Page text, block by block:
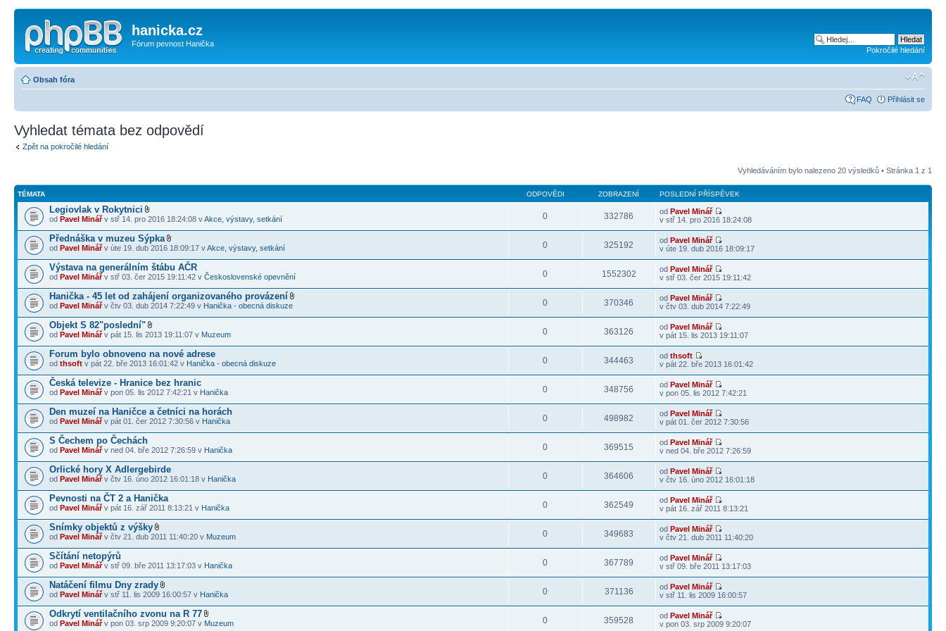
hanicka.cz
Fórum pevnost Hanička
Pokročilé hledání
Obsah fóra
FAQ Přihlásit se
Vyhledat témata bez odpovědí
Zpět na pokročilé hledání
Vyhledáváním bylo nalezeno 20 výsledků • Stránka 1 z 1
TÉMATA ODPOVĚDI ZOBRAZENÍ POSLEDNÍ PŘÍSPĚVEK
Legiovlak v Rokytnici
od Pavel Minářv stř 14. pro 2016 18:24:08 vAkce, výstavy, setkání 0 332786 odPavel Minář
v stř 14. pro 2016 18:24:08
Přednáška v muzeu Sýpka
od Pavel Minářv úte 19. dub 2016 18:09:17 vAkce, výstavy, setkání 0 325192 odPavel Minář
v úte 19. dub 2016 18:09:17
Výstava na generálním štábu AČR
od Pavel Minářv stř 03. čer 2015 19:11:42 v Československé opevnění 0 1552302 odPavel Minář
v stř 03. čer 2015 19:11:42
Hanička - 45 let od zahájení organizovaného provázení
od Pavel Minářv čtv 03. dub 2014 7:22:49 v Hanička - obecná diskuze 0 370346 odPavel Minář
v čtv 03. dub 2014 7:22:49
Objekt S 82"poslední"
od Pavel Minářv pát 15. lis 2013 19:11:07 v Muzeum 0 363126 odPavel Minář
v pát 15. lis 2013 19:11:07
Forum bylo obnoveno na nové adrese
od thsoft v pát 22. bře 2013 16:01:42 v Hanička - obecná diskuze 0 344463 odthsoft
v pát 22. bře 2013 16:01:42
Česká televize - Hranice bez hranic
od Pavel Minářv pon 05. lis 2012 7:42:21 v Hanička 0 348756 odPavel Minář
v pon 05. lis 2012 7:42:21
Den muzeí na Haničce a četníci na horách
od Pavel Minářv pát 01. čer 2012 7:30:56 v Hanička 0 498982 odPavel Minář
v pát 01. čer 2012 7:30:56
S Čechem po Čechách
od Pavel Minářv ned 04. bře 2012 7:26:59 v Hanička 0 369515 odPavel Minář
v ned 04. bře 2012 7:26:59
Orlické hory X Adlergebirde
od Pavel Minářv čtv 16. úno 2012 16:01:18 v Hanička 0 364606 odPavel Minář
v čtv 16. úno 2012 16:01:18
Pevnosti na ČT 2 a Hanička
od Pavel Minářv pát 16. zář 2011 8:13:21 v Hanička 0 362549 odPavel Minář
v pát 16. zář 2011 8:13:21
Snímky objektů z výšky
od Pavel Minářv čtv 21. dub 2011 11:40:20 v Muzeum 0 349683 odPavel Minář
v čtv 21. dub 2011 11:40:20
Sčítání netopýrů
od Pavel Minářv stř 09. bře 2011 13:17:03 v Hanička 0 367789 odPavel Minář
v stř 09. bře 2011 13:17:03
Natáčení filmu Dny zrady
od Pavel Minářv stř 11. lis 2009 16:00:57 v Hanička 0 371136 odPavel Minář
v stř 11. lis 2009 16:00:57
Odkrytí ventilačního zvonu na R 77
od Pavel Minářv pon 03. srp 2009 9:20:07 v Muzeum 0 359528 odPavel Minář
v pon 03. srp 2009 9:20:07